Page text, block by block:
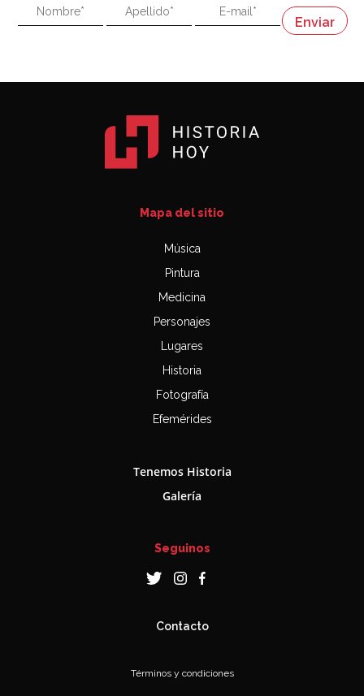
"En política, la estupidez no es una desventaja"
Napoleón
Mapa del sitio
Música
Pintura
Medicina
Personajes
Lugares
Historia
Fotografía
Efemérides
Tenemos Historia
Galería
Seguinos
Contacto
Términos y condiciones